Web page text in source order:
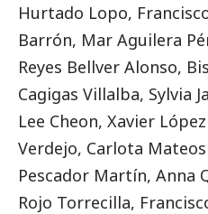
Hurtado Lopo,
Barrón, Mar Aguilera
Reyes Bellver Alonso,
Cagigas Villalba, Sylvia
Lee Cheon, Xavier
Verdejo, Carlota
Pescador Martín, Anna
Rojo Torrecilla,